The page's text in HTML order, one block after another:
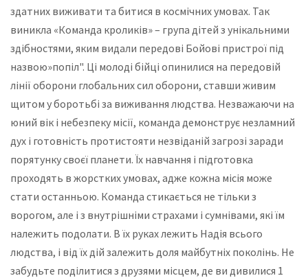
здатних виживати та битися в космічних умовах. Так
виникла «Команда кроликів» – група дітей з унікальними
здібностями, яким видали передові Бойові пристрої під
назвою»попіл". Ці молоді бійці опинилися на передовій
лінії оборони глобальних сил оборони, ставши живим
щитом у боротьбі за виживання людства. Незважаючи на
юний вік і небезпеку місії, команда демонструє незламний
дух і готовність протистояти незвіданій загрозі заради
порятунку своєї планети. Їх навчання і підготовка
проходять в жорстких умовах, адже кожна місія може
стати останньою. Команда стикається не тільки з
ворогом, але і з внутрішніми страхами і сумнівами, які їм
належить подолати. В їх руках лежить Надія всього
людства, і від їх дій залежить доля майбутніх поколінь. Не
забудьте поділитися з друзями місцем, де ви дивилися 1